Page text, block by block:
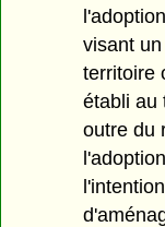
visant
territoire
établi au
outre du